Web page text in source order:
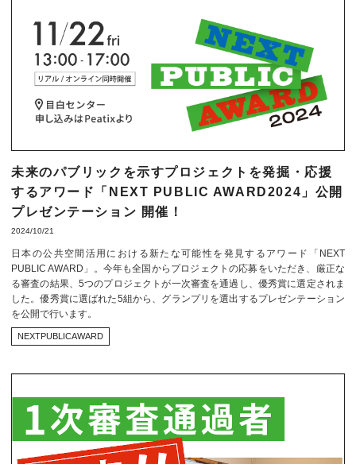
未来のパブリックを示すプロジェクトを発掘・応援
するアワード「NEXT PUBLIC AWARD2024」公開
プレゼンテーション 開催！
2024/10/21
日本の公共空間活用における新たな可能性を発見するアワード「NEXT
PUBLIC AWARD」。今年も全国からプロジェクトの応募をいただき、厳正な
る審査の結果、5つのプロジェクトが一次審査を通過し、優秀賞に選定されま
した。優秀賞に選ばれた5組から、グランプリを選出するプレゼンテーション
を公開で行います。
NEXTPUBLICAWARD